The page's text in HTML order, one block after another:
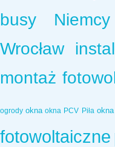
busy Niemcy
Wrocław
montaż
ogrody okna okna PCV Piła okna
fotowoltaiczne